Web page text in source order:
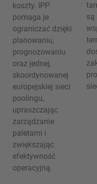
koszty. IPP
pomaga je
ograniczać dzięki
planowaniu,
prognozowaniu
oraz jednej,
skoordynowanej
europejskiej sieci
poolingu,
upraszczając
zarządzanie
paletami i
zwiększając
efektywność
operacyjną.
są